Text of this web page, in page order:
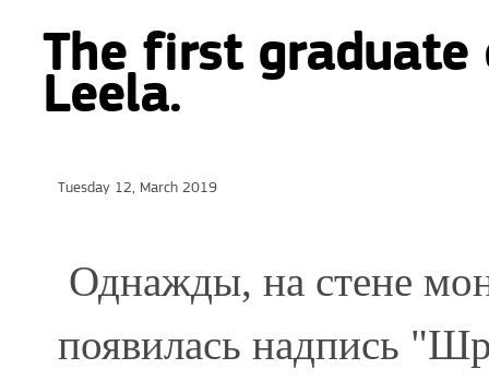
The first graduate
Leela.
Tuesday 12, March 2019
Однажды, на стене
появилась надпись